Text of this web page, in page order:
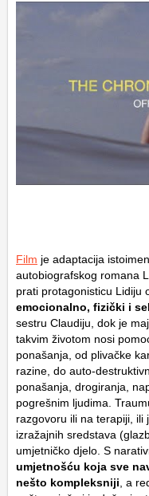
Film je adaptacija
autobiografskog romana
prati protagonisticu Lidiju
emocionalno, fizički i
sestru Claudiju, dok je
takvim životom nosi
ponašanja, od plivačke
razine, do auto-
ponašanja, drogiranja,
pogrešnim ljudima.
razgovoru ili na terapiji, ili
izražajnih sredstava
umjetničko djelo. S
umjetnošću koja sve
nešto kompleksniji , a